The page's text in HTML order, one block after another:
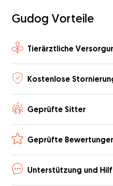
Gudog Vorteile
Tierärztliche
Kostenlose
Geprüfte Sitter
Geprüfte
Unterstützung und